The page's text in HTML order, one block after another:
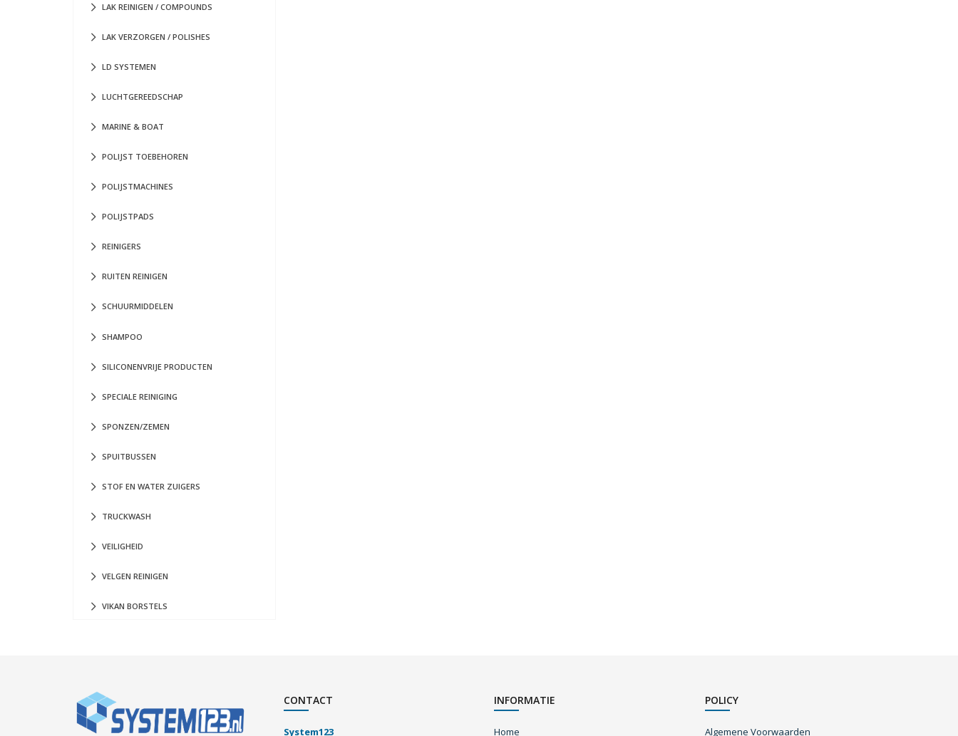
LAK REINIGEN / COMPOUNDS
LAK VERZORGEN / POLISHES
LD SYSTEMEN
LUCHTGEREEDSCHAP
MARINE & BOAT
POLIJST TOEBEHOREN
POLIJSTMACHINES
POLIJSTPADS
REINIGERS
RUITEN REINIGEN
SCHUURMIDDELEN
SHAMPOO
SILICONENVRIJE PRODUCTEN
SPECIALE REINIGING
SPONZEN/ZEMEN
SPUITBUSSEN
STOF EN WATER ZUIGERS
TRUCKWASH
VEILIGHEID
VELGEN REINIGEN
VIKAN BORSTELS
CONTACT
System123
INFORMATIE
Home
POLICY
Algemene Voorwaarden